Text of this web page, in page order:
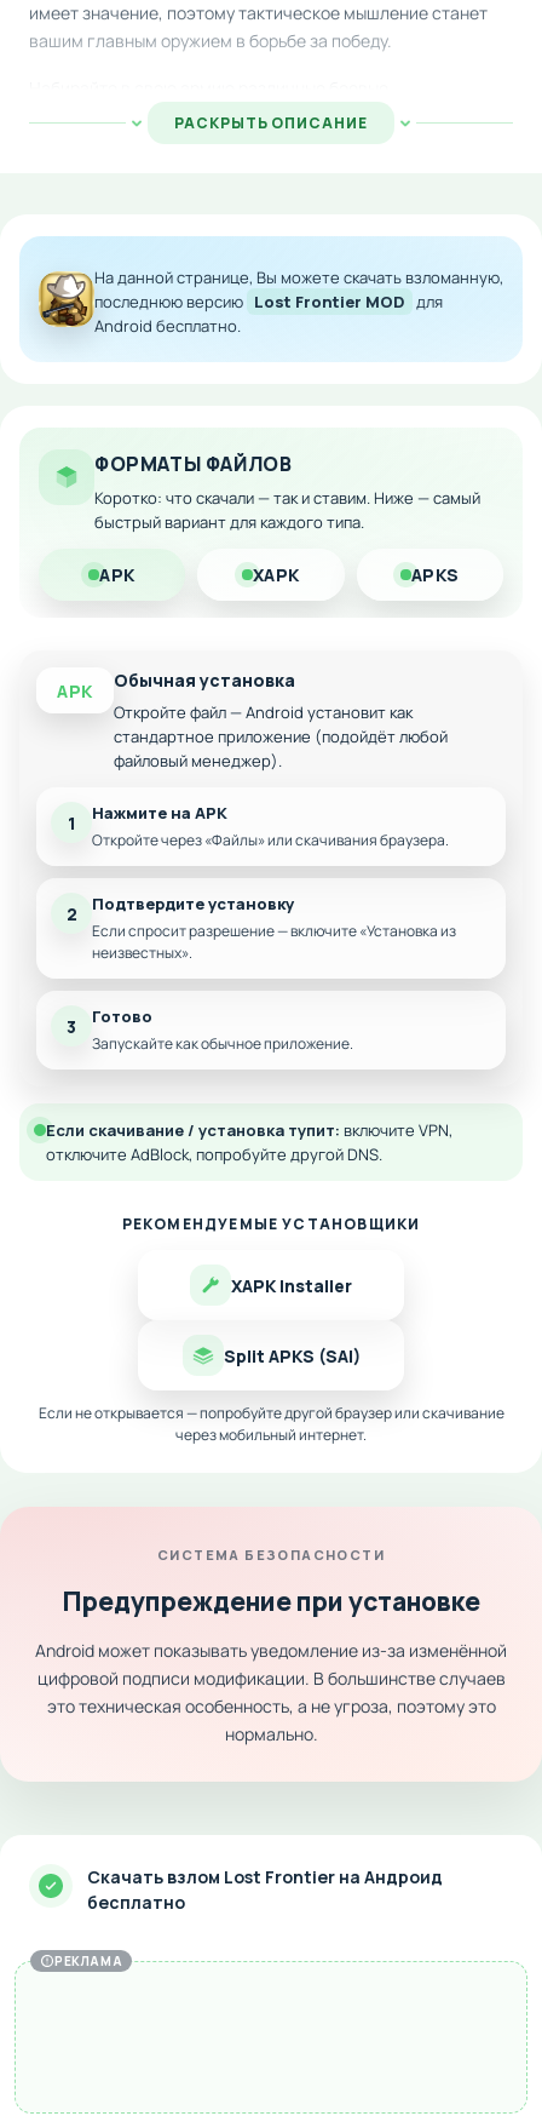
имеет значение, поэтому тактическое мышление станет
вашим главным оружием в борьбе за победу.
подразделения: стрелков, кавалеристов, пулемётчиков и
множество других специалистов. Все они вооружены
Игра предлагает около двадцати интересных боевых
заданий, более двадцати различных боевых юнитов и
девять уникальных лидеров на выбор. Каждый герой
привносит свои особенности и преимущества в сражения.
Модифицированная версия с расширенными
возможностями
Пошаговая боевая система
Разнообразные миссии и боевые сценарии
РАСКРЫТЬ ОПИСАНИЕ
На данной странице, Вы можете скачать взломанную,
последнюю версию Lost Frontier MOD для
Android бесплатно.
ФОРМАТЫ ФАЙЛОВ
Коротко: что скачали — так и ставим. Ниже — самый
быстрый вариант для каждого типа.
APK XAPK APKS
APK Обычная установка
Откройте файл — Android установит как
стандартное приложение (подойдёт любой
файловый менеджер).
1 Нажмите на APK
Откройте через «Файлы» или скачивания браузера.
2 Подтвердите установку
Если спросит разрешение — включите «Установка из
неизвестных».
3 Готово
Запускайте как обычное приложение.
Если скачивание / установка тупит: включите VPN,
отключите AdBlock, попробуйте другой DNS.
РЕКОМЕНДУЕМЫЕ УСТАНОВЩИКИ
XAPK Installer
Split APKS (SAI)
Если не открывается — попробуйте другой браузер или скачивание
через мобильный интернет.
СИСТЕМА БЕЗОПАСНОСТИ
Предупреждение при установке
Android может показывать уведомление из-за изменённой
цифровой подписи модификации. В большинстве случаев
это техническая особенность, а не угроза, поэтому это
нормально.
Скачать взлом Lost Frontier на Андроид
бесплатно
РЕКЛАМА